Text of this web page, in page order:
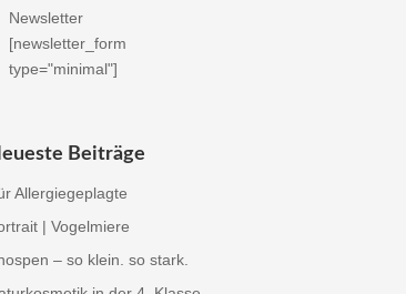
Newsletter
[newsletter_form
type="minimal"]
Beiträge
Allergiegeplagte
| Vogelmiere
– so klein. so stark.